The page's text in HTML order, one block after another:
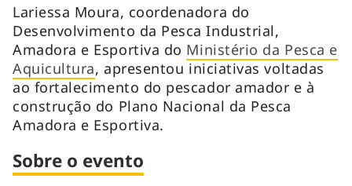
Lariessa Moura, coordenadora do
Desenvolvimento da Pesca Industrial,
Amadora e Esportiva do Ministério da Pesca e
Aquicultura, apresentou iniciativas voltadas
ao fortalecimento do pescador amador e à
construção do Plano Nacional da Pesca
Amadora e Esportiva.
Sobre o evento